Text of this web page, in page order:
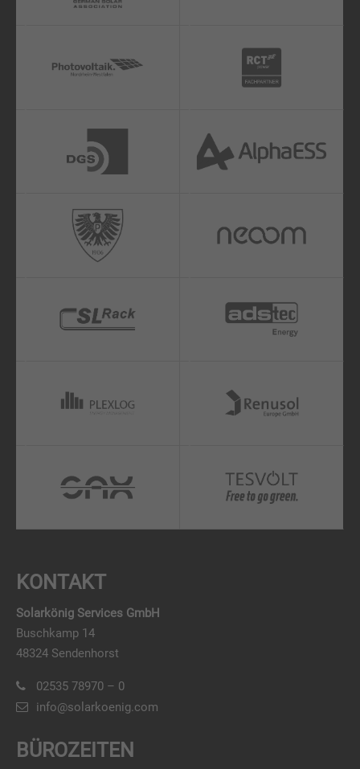
KONTAKT
Solarkönig Services GmbH
Buschkamp 14
48324 Sendenhorst
02535 78970 – 0
info@solarkoenig.com
BÜROZEITEN